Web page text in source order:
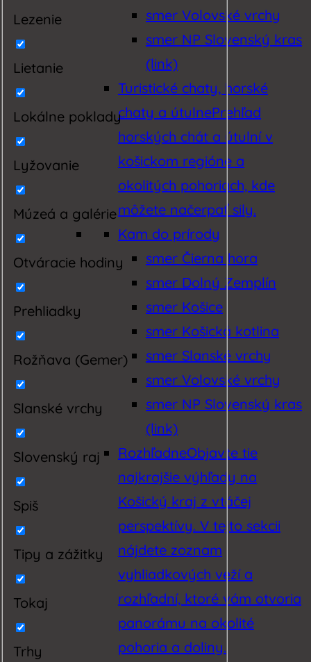
Lezenie
Lietanie
Lokálne poklady
Lyžovanie
Múzeá a galérie
Otváracie hodiny
Prehliadky
Rožňava (Gemer)
Slanské vrchy
Slovenský raj
Spiš
Tipy a zážitky
Tokaj
Trhy
smer Volovské vrchy
smer NP Slovenský kras
(link)
Turistické chaty, horské
chaty a útulnePrehľad
horských chát a útulní v
košickom regióne a
okolitých pohoriach, kde
môžete načerpať sily.
Kam do prírody
smer Čierna hora
smer Dolný Zemplín
smer Košice
smer Košická kotlina
smer Slanské vrchy
smer Volovské vrchy
smer NP Slovenský kras
(link)
RozhľadneObjavte tie
najkrajšie výhľady na
Košický kraj z vtáčej
perspektívy. V tejto sekcii
nájdete zoznam
vyhliadkových veží a
rozhľadní, ktoré vám otvoria
panorámu na okolité
pohoria a doliny.